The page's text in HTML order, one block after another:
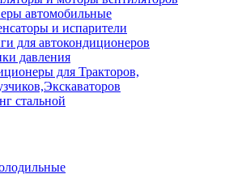
автомобильные
и испарители
для автокондиционеров
давления
для Тракторов,
стальной